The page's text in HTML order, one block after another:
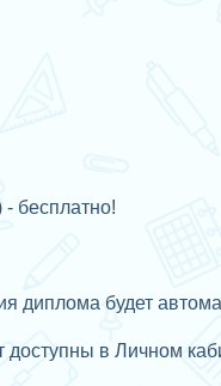
- бесплатно!
диплома будет
в Личном